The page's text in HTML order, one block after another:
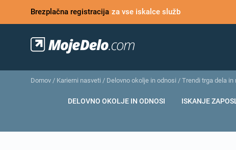
Brezplačna registracija za vse iskalce služb
Domov / Karierni nasveti / Delovno okolje in odnosi / Trendi trga dela
DELOVNO OKOLJE IN ODNOSI ISKANJE